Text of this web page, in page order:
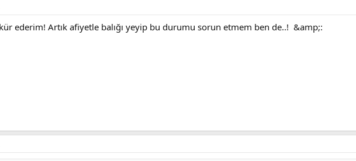
ederim! Artık afiyetle balığı yeyip bu durumu sorun etmem ben de..! &amp;: